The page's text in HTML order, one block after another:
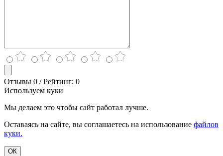
Отзывы 0 / Рейтинг: 0
Используем куки
Мы делаем это чтобы сайт работал лучше.
Оставаясь на сайте, вы соглашаетесь на использование файлов
куки.
ОК